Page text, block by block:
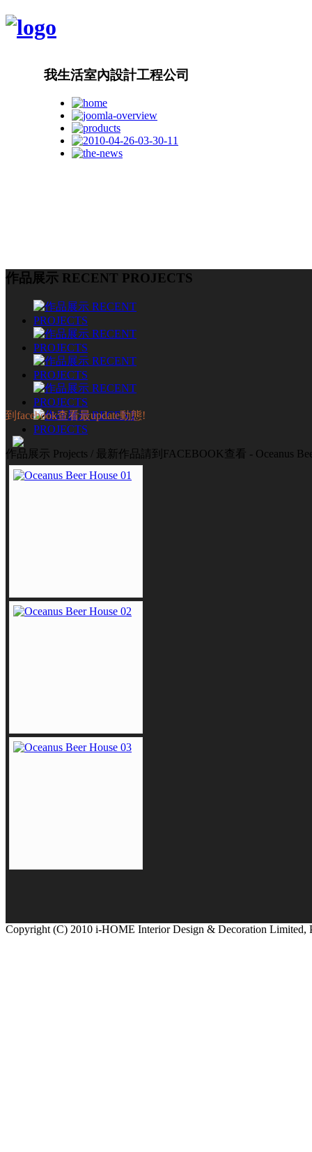
我生活室內設計工程公司
作品展示 RECENT PROJECTS
到facebook查看最update動態!
作品展示 Projects / 最新作品請到FACEBOOK查看 - Oceanus
Copyright (C) 2010 i-HOME Interior Design & Decoration Limited,